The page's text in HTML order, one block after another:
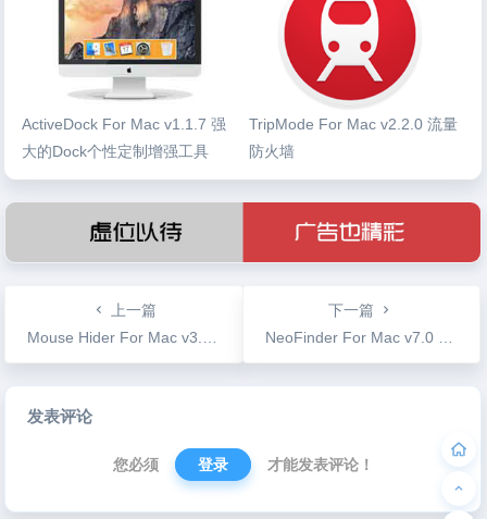
ActiveDock For Mac v1.1.7 强
大的Dock个性定制增强工具
TripMode For Mac v2.2.0 流量
防火墙
上一篇
Mouse Hider For Mac v3.1 鼠标自动隐藏工具
下一篇
NeoFinder For Mac v7.0 文件管理工具
发表评论
您必须 登录 才能发表评论！